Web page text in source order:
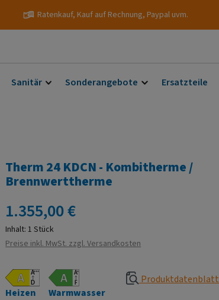
Ratenkauf, Kauf auf Rechnung, Paypal uvm.
Sanitär Sonderangebote Ersatzteile
Therm 24 KDCN - Kombitherme /
Brennwerttherme
Regulärer Preis:
1.355,00 €
Inhalt:1 Stück
Preise inkl. MwSt. zzgl. Versandkosten
Heizen Warmwasser
Produktdatenblatt